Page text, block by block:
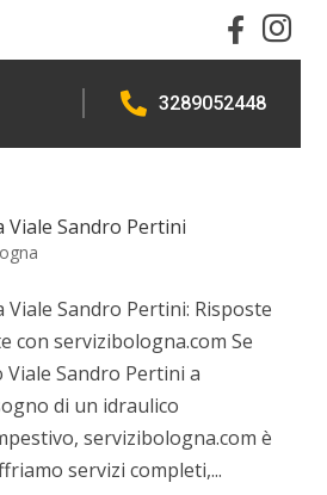
 
 3289052448
Sandro Pertini
Sandro Pertini: Risposte
con servizibologna.com Se
Sandro Pertini a
di un idraulico
servizibologna.com è
servizi completi,...